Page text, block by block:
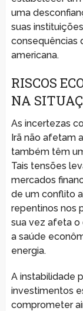
uma
suas
consequências
americana.
RISCOS
NA
As incertezas
Irã não afetam
também têm
Tais tensões
mercados
de um conflito
repentinos nos
sua vez afeta o
a saúde
energia.
A instabilidade
investimentos
comprometer